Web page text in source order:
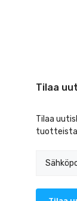
Tilaa
Tilaa